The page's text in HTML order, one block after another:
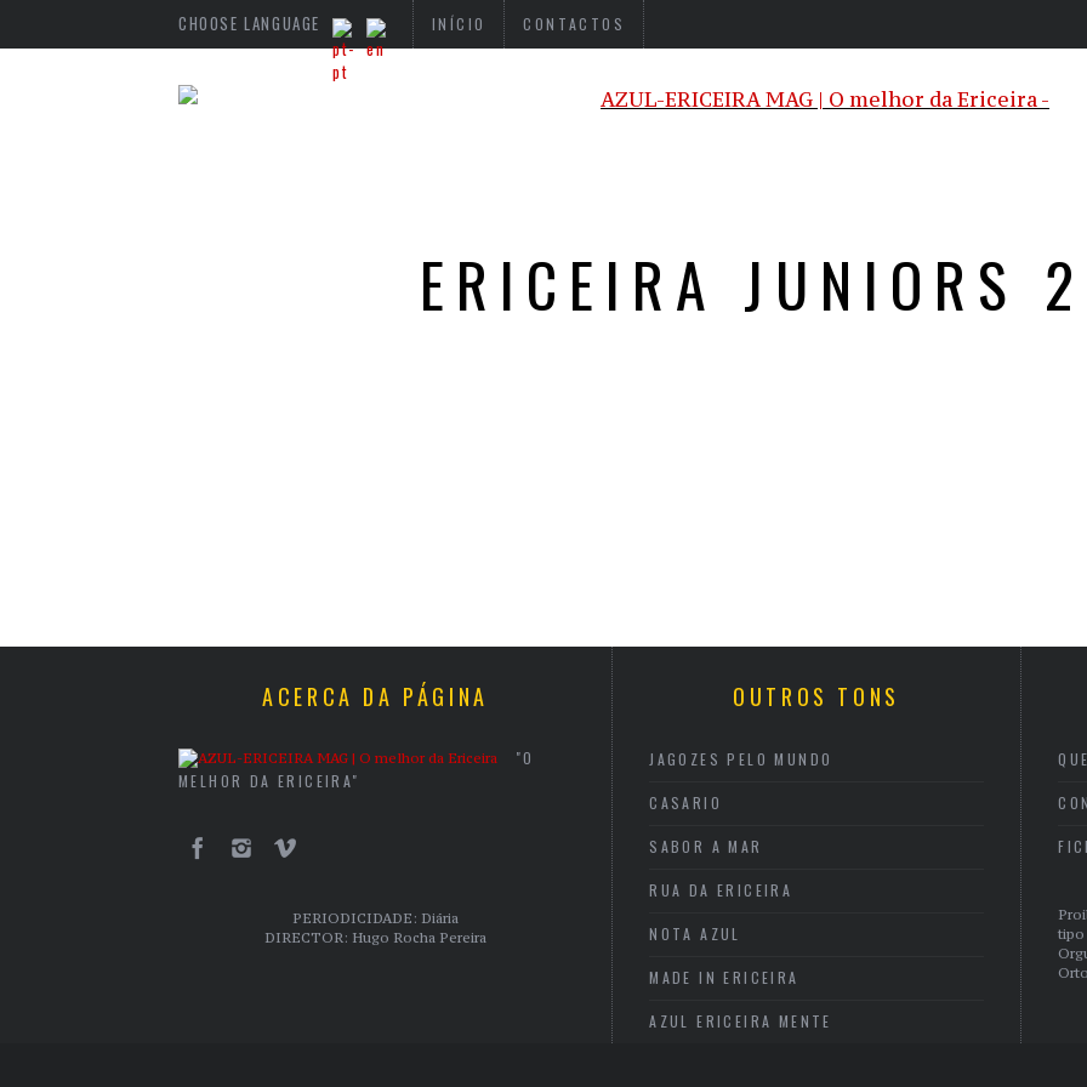
CHOOSE LANGUAGE INÍCIO CONTACTOS
ERICEIRA JUNIORS
ACERCA DA PÁGINA
"O
MELHOR DA ERICEIRA"
PERIODICIDADE: Diária
DIRECTOR: Hugo Rocha Pereira
OUTROS TONS
JAGOZES PELO MUNDO
CASARIO
SABOR A MAR
RUA DA ERICEIRA
NOTA AZUL
MADE IN ERICEIRA
AZUL ERICEIRA MENTE
tipo